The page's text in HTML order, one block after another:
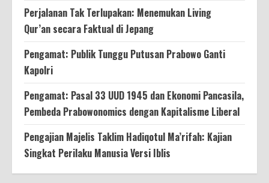
Perjalanan Tak Terlupakan: Menemukan Living
Qur’an secara Faktual di Jepang
Pengamat: Publik Tunggu Putusan Prabowo Ganti
Kapolri
Pengamat: Pasal 33 UUD 1945 dan Ekonomi Pancasila,
Pembeda Prabowonomics dengan Kapitalisme Liberal
Pengajian Majelis Taklim Hadiqotul Ma’rifah: Kajian
Singkat Perilaku Manusia Versi Iblis